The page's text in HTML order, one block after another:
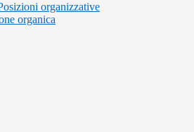
organizzative
organica